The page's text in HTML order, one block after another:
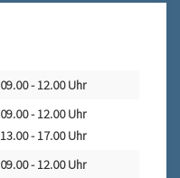
09.00 - 12.00 Uhr
09.00 - 12.00 Uhr
13.00 - 17.00 Uhr
09.00 - 12.00 Uhr